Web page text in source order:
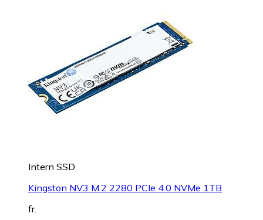
Intern SSD
Kingston NV3 M.2 2280 PCIe 4.0 NVMe 1TB
fr.